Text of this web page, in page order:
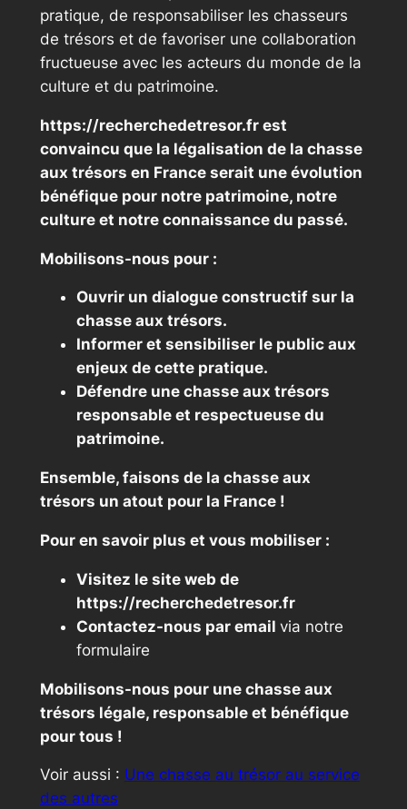
pratique, de responsabiliser les chasseurs
de trésors et de favoriser une collaboration
fructueuse avec les acteurs du monde de la
culture et du patrimoine.
https://recherchedetresor.fr est
convaincu que la légalisation de la chasse
aux trésors en France serait une évolution
bénéfique pour notre patrimoine, notre
culture et notre connaissance du passé.
Mobilisons-nous pour :
Ouvrir un dialogue constructif sur la
chasse aux trésors.
Informer et sensibiliser le public aux
enjeux de cette pratique.
Défendre une chasse aux trésors
responsable et respectueuse du
patrimoine.
Ensemble, faisons de la chasse aux
trésors un atout pour la France !
Pour en savoir plus et vous mobiliser :
Visitez le site web de
https://recherchedetresor.fr
Contactez-nous par email via notre
formulaire
Mobilisons-nous pour une chasse aux
trésors légale, responsable et bénéfique
pour tous !
Voir aussi : Une chasse au trésor au service
des autres